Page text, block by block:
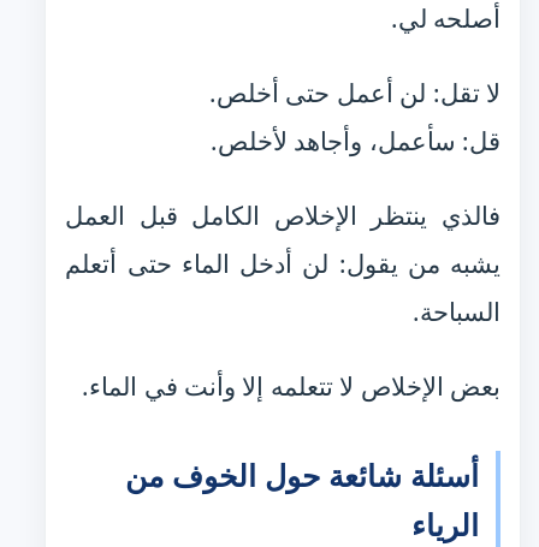
أصلحه لي.
لا تقل: لن أعمل حتى أخلص.
قل: سأعمل، وأجاهد لأخلص.
فالذي ينتظر الإخلاص الكامل قبل العمل
يشبه من يقول: لن أدخل الماء حتى أتعلم
السباحة.
بعض الإخلاص لا تتعلمه إلا وأنت في الماء.
أسئلة شائعة حول الخوف من
الرياء